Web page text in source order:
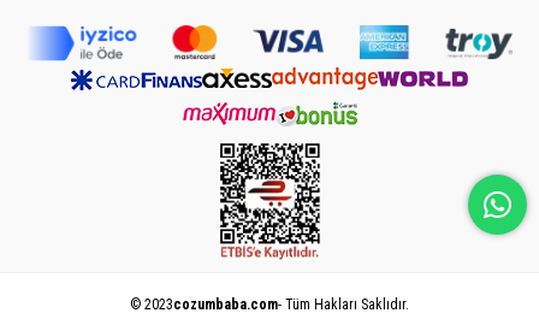
© 2023cozumbaba.com- Tüm Hakları Saklıdır.